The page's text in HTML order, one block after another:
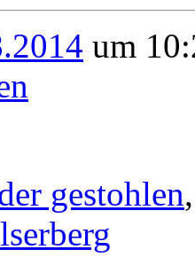
um
gestohlen